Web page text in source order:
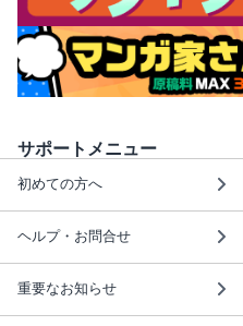
サポートメニュー
初めての方へ
ヘルプ・お問合せ
重要なお知らせ